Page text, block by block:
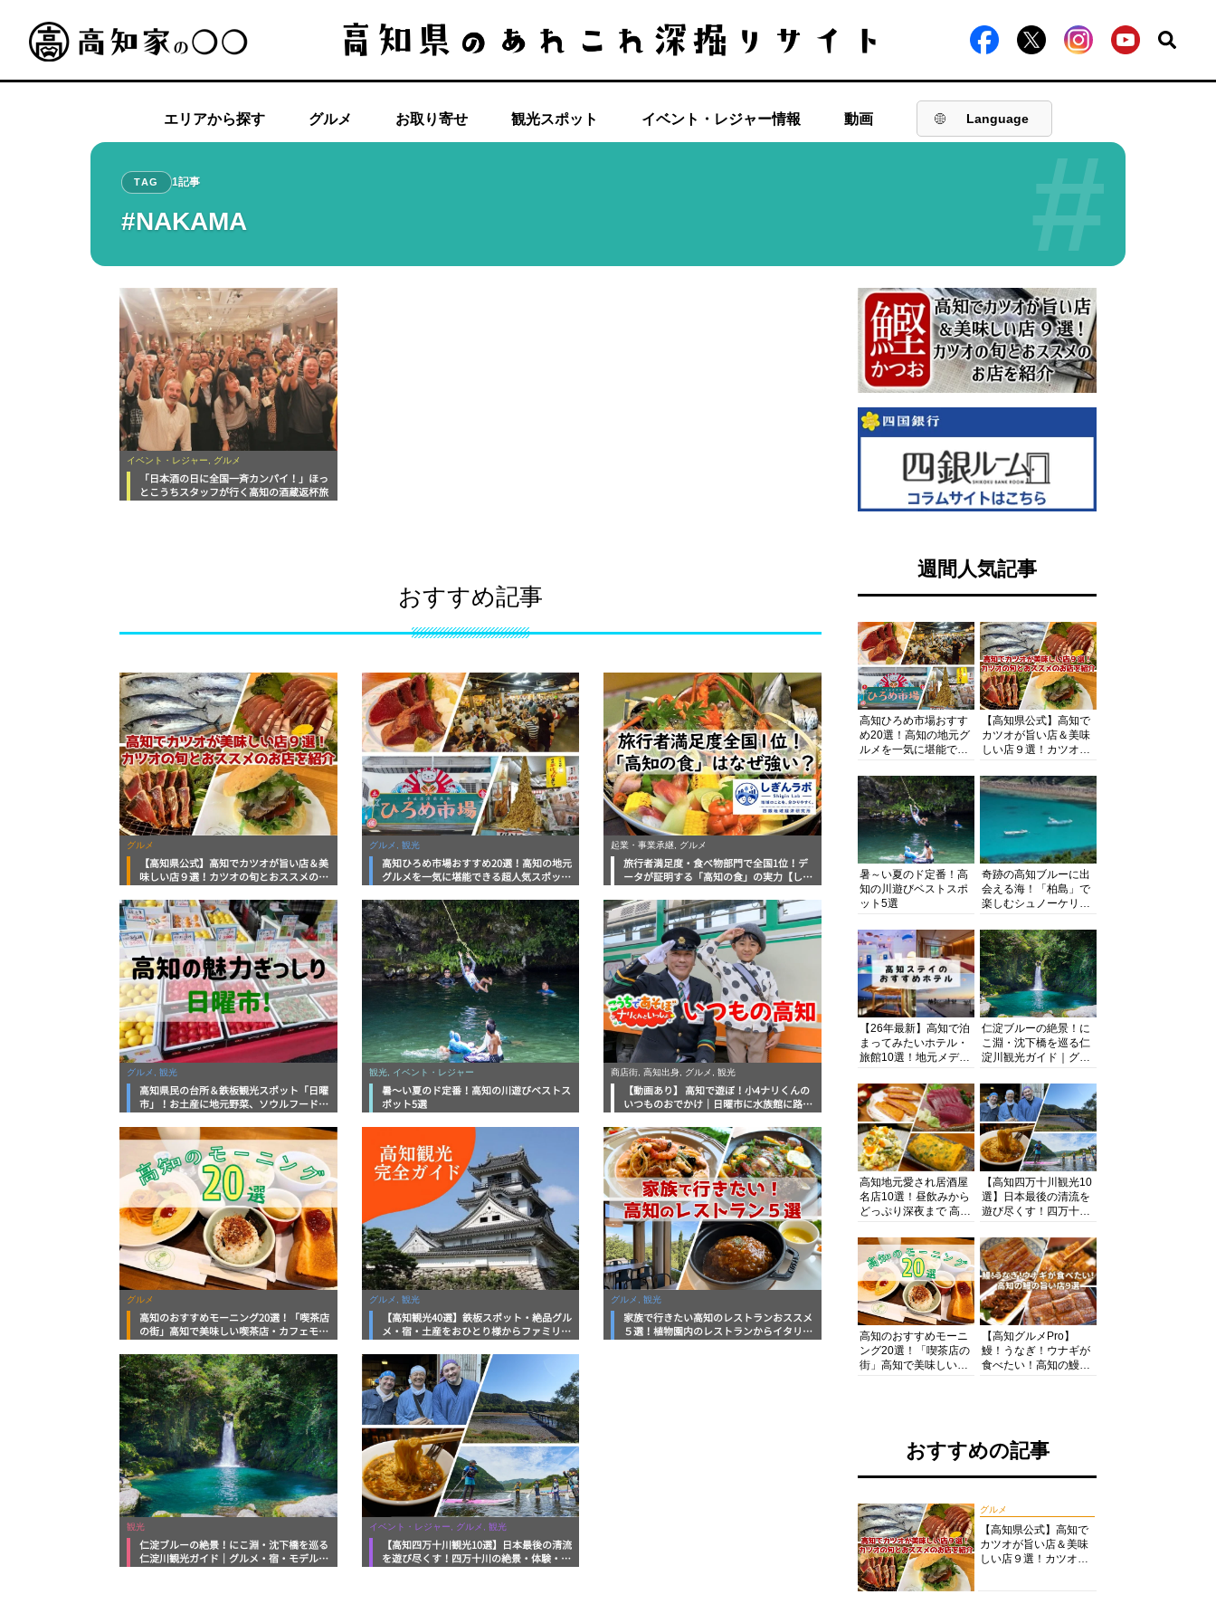
エリアから探す グルメ お取り寄せ 観光スポット イベント・レジャー情報 動画 Language
#
TAG 1記事
#NAKAMA
イベント・レジャー, グルメ
「日本酒の日に全国一斉カンパイ！」ほっ
とこうちスタッフが行く高知の酒蔵返杯旅
おすすめ記事
グルメ
【高知県公式】高知でカツオが旨い店＆美
味しい店９選！カツオの旬とおススメのお
グルメ, 観光
高知ひろめ市場おすすめ20選！高知の地元
グルメを一気に堪能できる超人気スポット
起業・事業承継, グルメ
旅行者満足度・食べ物部門で全国1位！デ
ータが証明する「高知の食」の実力【しぎ
グルメ, 観光
高知県民の台所＆鉄板観光スポット「日曜
市」！お土産に地元野菜、ソウルフードま
底解説！
観光, イベント・レジャー
暑～い夏のド定番！高知の川遊びベストス
ポット5選
商店街, 高知出身, グルメ, 観光
【動画あり】 高知で遊ぼ！小4ナリくんの
いつものおでかけ｜日曜市に水族館に路面
グルメ
高知のおすすめモーニング20選！「喫茶店
の街」高知で美味しい喫茶店・カフェモー
グルメ, 観光
【高知観光40選】鉄板スポット・絶品グル
メ・宿・土産をおひとり様からファミリー
グルメ, 観光
家族で行きたい高知のレストランおススメ
５選！植物園内のレストランからイタリア
観光
仁淀ブルーの絶景！にこ淵・沈下橋を巡る
仁淀川観光ガイド｜グルメ・宿・モデルコ
イベント・レジャー, グルメ, 観光
【高知四万十川観光10選】日本最後の清流
を遊び尽くす！四万十川の絶景・体験・グ
週間人気記事
高知ひろめ市場おすす
め20選！高知の地元グ
ルメを一気に堪能でき
底解剖
【高知県公式】高知で
カツオが旨い店＆美味
しい店９選！カツオの
紹介
暑～い夏のド定番！高
知の川遊びベストスポ
ット5選
奇跡の高知ブルーに出
会える海！「柏島」で
楽しむシュノーケリン
浴にキャンプまで透明
度抜群の海の楽園を徹
底紹介
【26年最新】高知で泊
まってみたいホテル・
旅館10選！地元メディ
厳選
仁淀ブルーの絶景！に
こ淵・沈下橋を巡る仁
淀川観光ガイド｜グル
まで完全網羅！
高知地元愛され居酒屋
名店10選！昼飲みから
どっぷり深夜まで 高知
知グルメPro】
【高知四万十川観光10
選】日本最後の清流を
遊び尽くす！四万十川
を網羅したおすすめガ
イド
高知のおすすめモーニ
ング20選！「喫茶店の
街」高知で美味しい喫
【高知グルメPro】
鰻！うなぎ！ウナギが
食べたい！高知の鰻の
おすすめの記事
グルメ
【高知県公式】高知で
カツオが旨い店＆美味
しい店９選！カツオの